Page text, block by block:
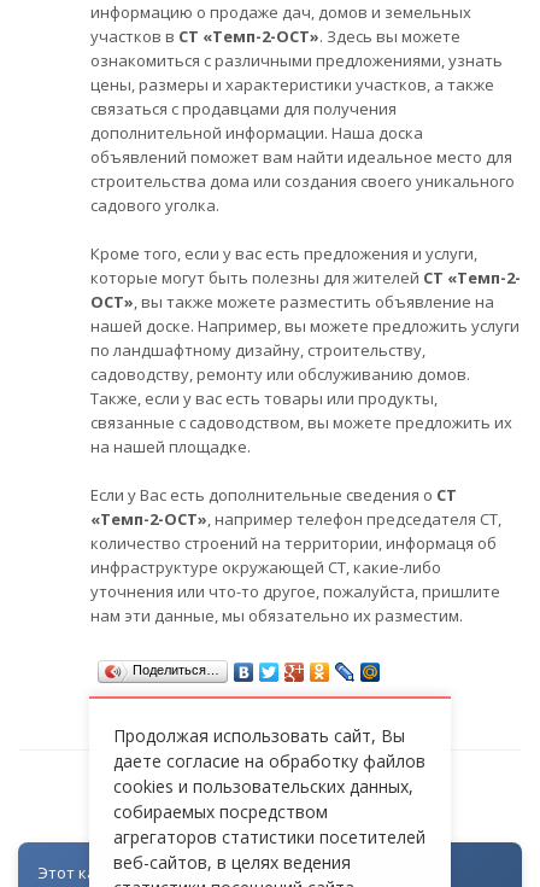
информацию о продаже дач, домов и земельных
участков в СТ «Темп-2-ОСТ». Здесь вы можете
ознакомиться с различными предложениями, узнать
цены, размеры и характеристики участков, а также
связаться с продавцами для получения
дополнительной информации. Наша доска
объявлений поможет вам найти идеальное место для
строительства дома или создания своего уникального
садового уголка.
Кроме того, если у вас есть предложения и услуги,
которые могут быть полезны для жителей СТ «Темп-2-
ОСТ», вы также можете разместить объявление на
нашей доске. Например, вы можете предложить услуги
по ландшафтному дизайну, строительству,
садоводству, ремонту или обслуживанию домов.
Также, если у вас есть товары или продукты,
связанные с садоводством, вы можете предложить их
на нашей площадке.
Если у Вас есть дополнительные сведения о СТ
«Темп-2-ОСТ», например телефон председателя СТ,
количество строений на территории, информаця об
инфраструктуре окружающей СТ, какие-либо
уточнения или что-то другое, пожалуйста, пришлите
нам эти данные, мы обязательно их разместим.
Поделиться…
СТ «ТЕМП-2-ОСТ»
Этот каталог создан как часть цифровой экосистемы
Продолжая использовать сайт, Вы
даете согласие на обработку файлов
cookies и пользовательских данных,
собираемых посредством
агрегаторов статистики посетителей
веб-сайтов, в целях ведения